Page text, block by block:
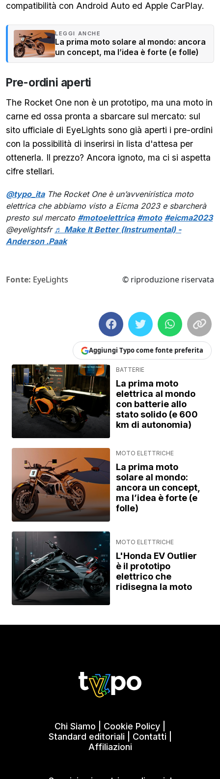
compatibilità con Android Auto ed Apple CarPlay.
LEGGI ANCHE
La prima moto solare al mondo: ancora
un concept, ma l’idea è forte (e folle)
Pre-ordini aperti
The Rocket One non è un prototipo, ma una moto in
carne ed ossa pronta a sbarcare sul mercato: sul
sito ufficiale di EyeLights sono già aperti i pre-ordini
con la possibilità di inserirsi in lista d'attesa per
ottenerla. Il prezzo? Ancora ignoto, ma ci si aspetta
cifre stellari.
@typo_itaThe Rocket One è un’avveniristica moto
elettrica che abbiamo visto a Eicma 2023 e sbarcherà
presto sul mercato #motoelettrica #moto #eicma2023
@eyelightsfr ♬ Make It Better (Instrumental) -
Anderson .Paak
Fonte: EyeLights © riproduzione riservata
Aggiungi Typo come fonte preferita
BATTERIE
La prima moto
elettrica al mondo
con batterie allo
stato solido (e 600
km di autonomia)
MOTO ELETTRICHE
La prima moto
solare al mondo:
ancora un concept,
ma l’idea è forte (e
folle)
MOTO ELETTRICHE
L'Honda EV Outlier
è il prototipo
elettrico che
ridisegna la moto
Chi Siamo Cookie Policy
Standard editoriali
Contatti
Affiliazioni